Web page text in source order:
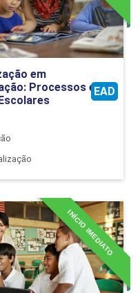
em
Processos eEAD
Detalhes do curso
INÍCIO IMEDIATO
Especialização em
Currículo, Didática e
Metodologias Ativas
Detalhes do curso